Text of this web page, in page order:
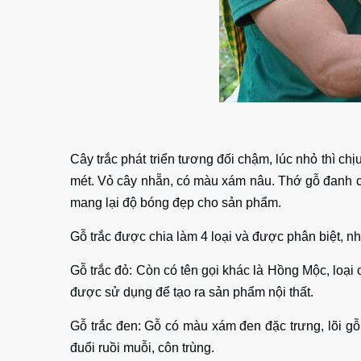
Cây trắc phát triển tương đối chậm, lúc nhỏ thì
mét. Vỏ cây nhẵn, có màu xám nâu. Thớ gỗ
mang lại độ bóng đẹp cho sản phẩm.
Gỗ trắc được chia làm 4 loại và được phân biệt,
Gỗ trắc đỏ: Còn có tên gọi khác là Hồng Mộc,
được sử dụng để tạo ra sản phẩm nội thất.
Gỗ trắc đen: Gỗ có màu xám đen đặc trưng, lõi
đuổi ruồi muỗi, côn trùng.